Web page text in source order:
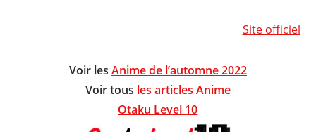
Site officiel
Voir les Anime de l’automne 2022
Voir tous les articles Anime
Otaku Level 10